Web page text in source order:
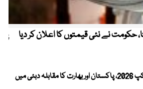
حکومت نے نئی قیمتوں کا اعلان کر دیا
ویمنز ایشیا کپ 2026، پاکستان اور بھارت کا مقابلہ دبئی میں